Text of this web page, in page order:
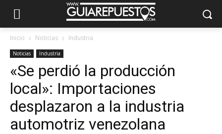
Inicio Noticias Industria
Noticias Industria
«Se perdió la producción
local»: Importaciones
desplazaron a la industria
automotriz venezolana